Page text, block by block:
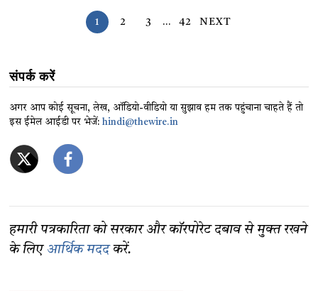
1 2 3 … 42 NEXT
संपर्क करें
अगर आप कोई सूचना, लेख, ऑडियो-वीडियो या सुझाव हम तक पहुंचाना चाहते हैं तो
इस ईमेल आईडी पर भेजें:hindi@thewire.in
हमारी पत्रकारिता को सरकार और कॉरपोरेट दबाव से मुक्त रखने
के लिए आर्थिक मददकरें.